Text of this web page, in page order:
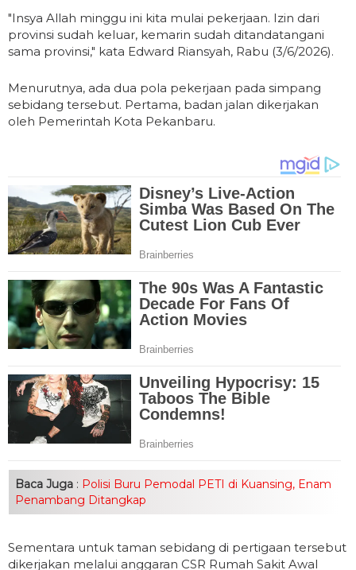
"Insya Allah minggu ini kita mulai pekerjaan. Izin dari
provinsi sudah keluar, kemarin sudah ditandatangani
sama provinsi," kata Edward Riansyah, Rabu (3/6/2026).
Menurutnya, ada dua pola pekerjaan pada simpang
sebidang tersebut. Pertama, badan jalan dikerjakan
oleh Pemerintah Kota Pekanbaru.
Baca Juga : Polisi Buru Pemodal PETI di Kuansing, Enam
Penambang Ditangkap
Sementara untuk taman sebidang di pertigaan tersebut
dikerjakan melalui anggaran CSR Rumah Sakit Awal